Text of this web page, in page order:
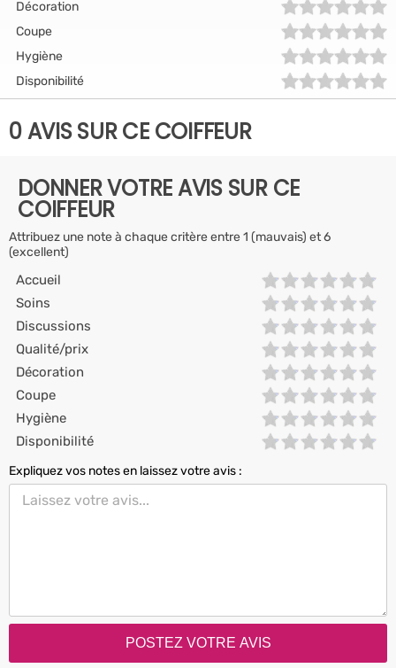
Décoration
Coupe
Hygiène
Disponibilité
0 AVIS SUR CE COIFFEUR
DONNER VOTRE AVIS SUR CE
COIFFEUR
Attribuez une note à chaque critère entre 1 (mauvais) et 6
(excellent)
Accueil
Soins
Discussions
Qualité/prix
Décoration
Coupe
Hygiène
Disponibilité
Expliquez vos notes en laissez votre avis :